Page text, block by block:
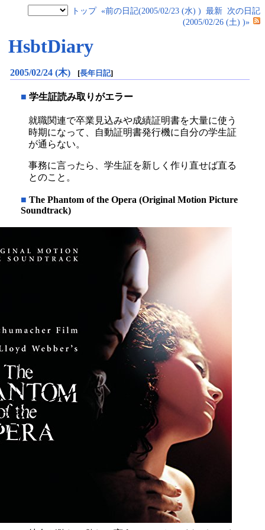
トップ «前の日記(2005/02/23 (水) ) 最新 次の日記
(2005/02/26 (土) )»
HsbtDiary
2005/02/24 (木) [長年日記]
■ 学生証読み取りがエラー
就職関連で卒業見込みや成績証明書を大量に使う
時期になって、自動証明書発行機に自分の学生証
が通らない。
事務に言ったら、学生証を新しく作り直せば直る
とのこと。
■ The Phantom of the Opera (Original Motion Picture
Soundtrack)